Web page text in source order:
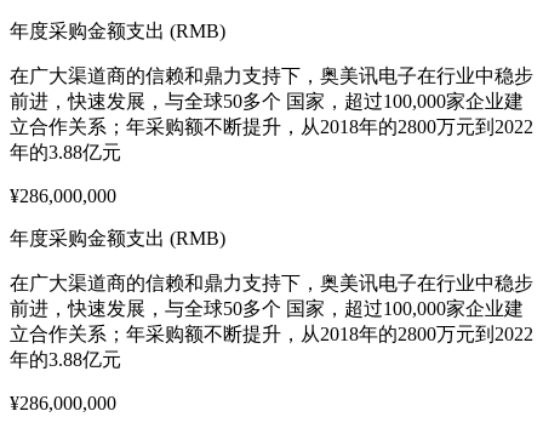
年度采购金额支出 (RMB)
在广大渠道商的信赖和鼎力支持下，奥美讯电子在行业中稳步
前进，快速发展，与全球50多个 国家，超过100,000家企业建
立合作关系；年采购额不断提升，从2018年的2800万元到2022
年的3.88亿元
¥286,000,000
年度采购金额支出 (RMB)
在广大渠道商的信赖和鼎力支持下，奥美讯电子在行业中稳步
前进，快速发展，与全球50多个 国家，超过100,000家企业建
立合作关系；年采购额不断提升，从2018年的2800万元到2022
年的3.88亿元
¥286,000,000